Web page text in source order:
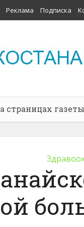
Реклама Подписка
страницах газеты